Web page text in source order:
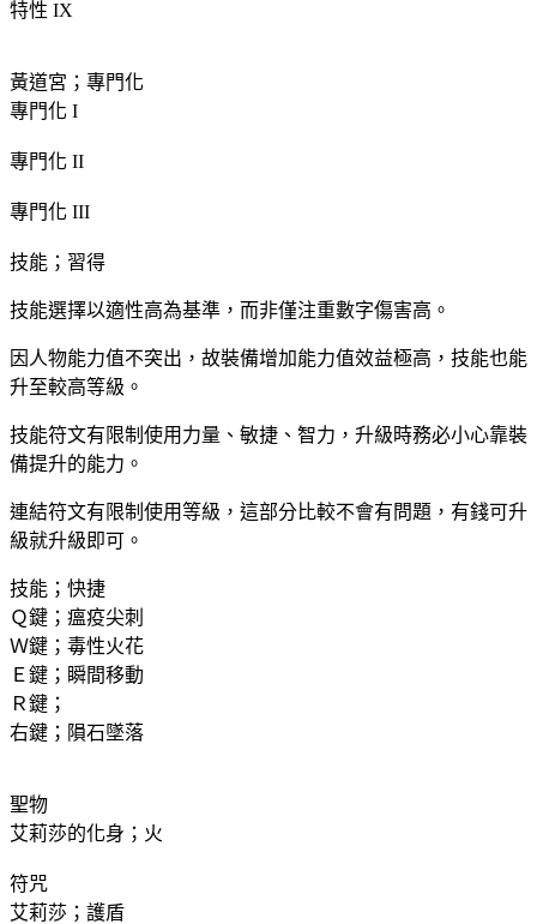
特性 IX
黃道宮；專門化
專門化 I
專門化 II
專門化 III
技能；習得
技能選擇以適性高為基準，而非僅注重數字傷害高。
因人物能力值不突出，故裝備增加能力值效益極高，技能也能
升至較高等級。
技能符文有限制使用力量、敏捷、智力，升級時務必小心靠裝
備提升的能力。
連結符文有限制使用等級，這部分比較不會有問題，有錢可升
級就升級即可。
技能；快捷
Ｑ鍵；瘟疫尖刺
Ｗ鍵；毒性火花
Ｅ鍵；瞬間移動
Ｒ鍵；
右鍵；隕石墜落
聖物
艾莉莎的化身；火
符咒
艾莉莎；護盾